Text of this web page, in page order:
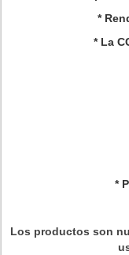
*
* La
*
Los productos son